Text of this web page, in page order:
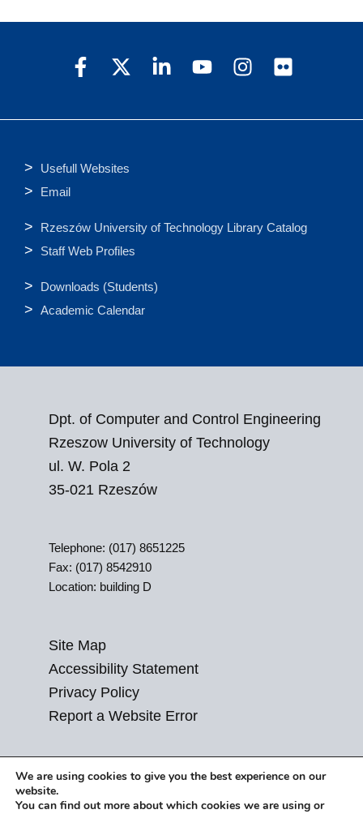
Usefull Websites
Email
Rzeszów University of Technology Library Catalog
Staff Web Profiles
Downloads (Students)
Academic Calendar
Dpt. of Computer and Control Engineering
Rzeszow University of Technology
ul. W. Pola 2
35-021 Rzeszów
Telephone: (017) 8651225
Fax: (017) 8542910
Location: building D
Site Map
Accessibility Statement
Privacy Policy
Report a Website Error
We are using cookies to give you the best experience on our
website.
You can find out more about which cookies we are using or